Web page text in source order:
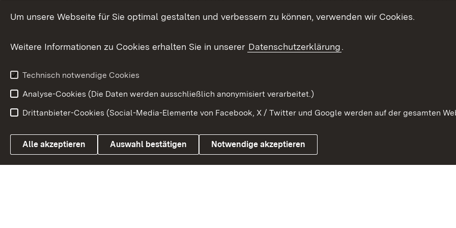
Versorgungsbezüge
Weitere
Bürgerbeauftragte Beteiligung stärken
Link zum Landesportal
Impressum Kontakt
Um unsere Webseite für Sie optimal gestalten und verbessern zu können, verwenden wir Cookies.
Weitere Informationen zu Cookies erhalten Sie in unserer Datenschutzerklärung.
Technisch notwendige Cookies
Analyse-Cookies (Die Daten werden ausschließlich anonymisiert verarbeitet.)
Drittanbieter-Cookies (Social-Media-Elemente von Facebook, X / Twitter und Google werden auf der gesamten
Alle akzeptieren Auswahl bestätigen Notwendige akzeptieren